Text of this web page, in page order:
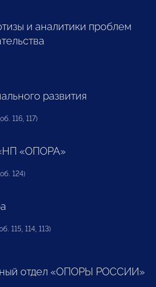
и аналитики проблем
развития
116, 117)
«ОПОРА»
124)
115, 114, 113)
отдел «ОПОРЫ РОССИИ»